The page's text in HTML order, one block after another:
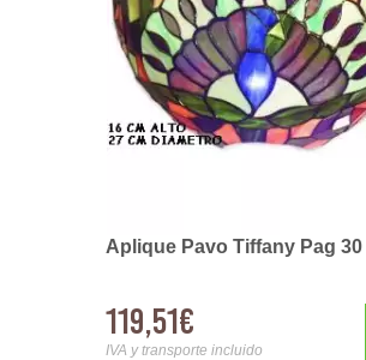
Aplique Pavo Tiffany Pag 30
119,51€
IVA y transporte incluido